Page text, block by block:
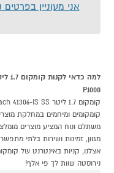
אני מעוניין
P1000
מגוון, זמינות ושירות בלתי
נירוסטה שוות לך פי אלף!